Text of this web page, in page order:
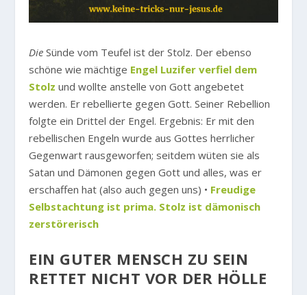
Die Sünde vom Teufel ist der Stolz. Der ebenso
schöne wie mächtige Engel Luzifer verfiel dem
Stolz und wollte anstelle von Gott angebetet
werden. Er rebellierte gegen Gott. Seiner Rebellion
folgte ein Drittel der Engel. Ergebnis: Er mit den
rebellischen Engeln wurde aus Gottes herrlicher
Gegenwart rausgeworfen; seitdem wüten sie als
Satan und Dämonen gegen Gott und alles, was er
erschaffen hat (also auch gegen uns) • Freudige
Selbstachtung ist prima. Stolz ist dämonisch
zerstörerisch
EIN GUTER MENSCH ZU SEIN
RETTET NICHT VOR DER HÖLLE